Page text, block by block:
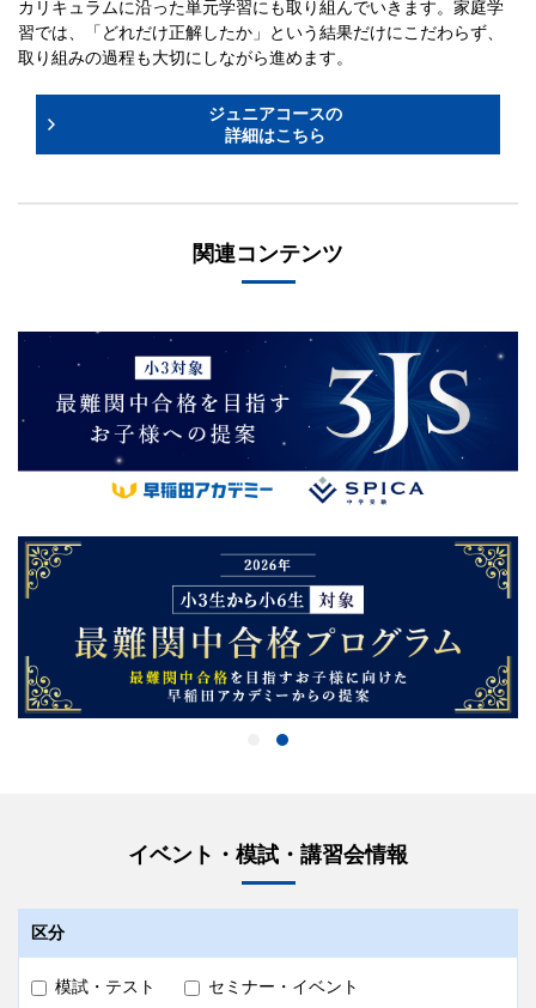
カリキュラムに沿った単元学習にも取り組んでいきます。家庭学
習では、「どれだけ正解したか」という結果だけにこだわらず、
取り組みの過程も大切にしながら進めます。
ジュニアコースの
詳細はこちら
関連コンテンツ
イベント・模試・講習会情報
区分
模試・テスト
セミナー・イベント